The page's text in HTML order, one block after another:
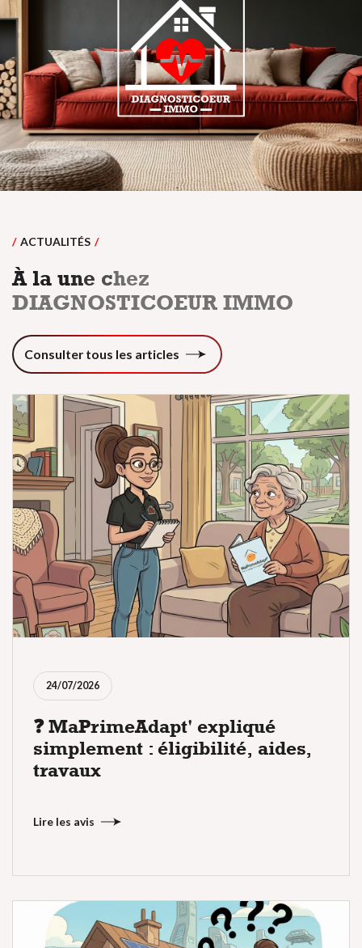
ACTUALITÉS
À la une chez
DIAGNOSTICOEUR IMMO
Consulter tous les articles
24/07/2026
❓ MaPrimeAdapt' expliqué
simplement : éligibilité, aides,
travaux
Lire les avis